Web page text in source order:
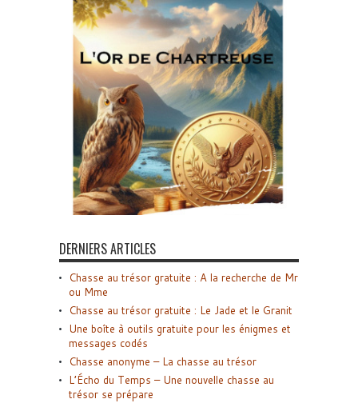
DERNIERS ARTICLES
Chasse au trésor gratuite : A la recherche de Mr
ou Mme
Chasse au trésor gratuite : Le Jade et le Granit
Une boîte à outils gratuite pour les énigmes et
messages codés
Chasse anonyme – La chasse au trésor
L’Écho du Temps – Une nouvelle chasse au
trésor se prépare